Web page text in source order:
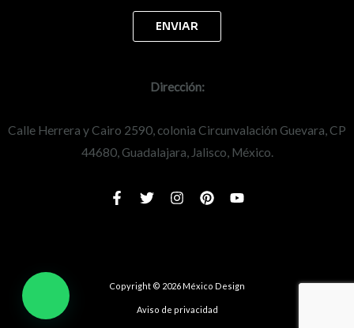
Dirección:
Calle Herrera y Cairo 2590, colonia Circunvalación Guevara, CP
44680, Guadalajara, Jalisco, México.
Copyright © 2026 México Design
Aviso de privacidad